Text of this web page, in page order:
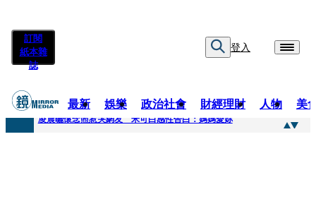
訂閱
紙本雜
誌
登入
最新 娛樂 政治社會 財經理財 人物 美
快訊
凌晨曬懷念照惹哭網友 米可白感性告白：媽媽愛妳